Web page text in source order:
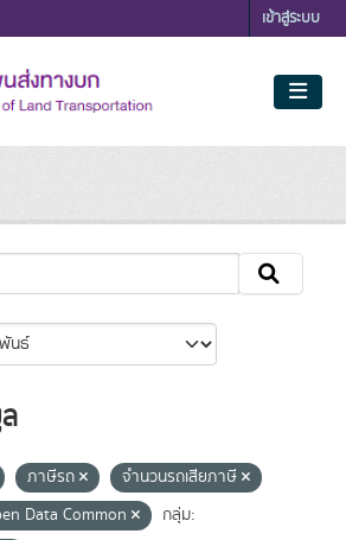
เข้าสู่ระบบ
ภาษีรถ
จำนวนรถเสียภาษี
Data Common
กลุ่ม: